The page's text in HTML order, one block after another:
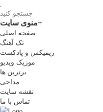
.
منوی سایت+
صفحه اصلی
تک آهنگ
ریمیکس و پادکست
موزیک ویدیو
برترین ها
مداحی
نقشه سایت
تماس با ما